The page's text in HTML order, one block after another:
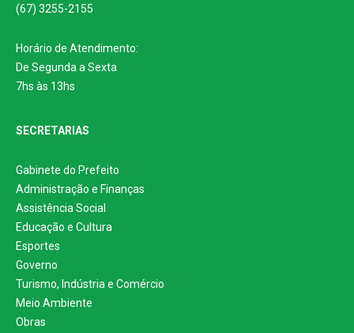
(67) 3255-2155
Horário de Atendimento:
De Segunda a Sexta
7hs às 13hs
SECRETARIAS
Gabinete do Prefeito
Administração e Finanças
Assistência Social
Educação e Cultura
Esportes
Governo
Turismo, Indústria e Comércio
Meio Ambiente
Obras